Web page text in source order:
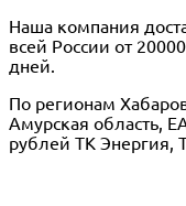
Наша компания
всей России от
дней.
По регионам
Амурская область,
рублей ТК Энергия,